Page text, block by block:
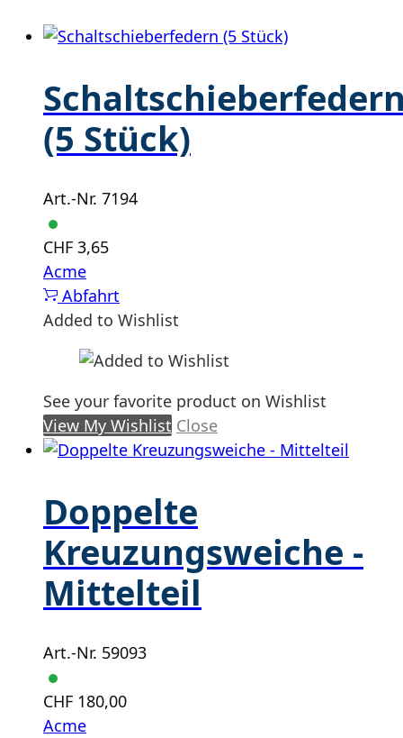
(5 Stück)
Art.-Nr. 7194
CHF 3,65
Acme
Abfahrt
Added to Wishlist
See your favorite product on Wishlist
View My Wishlist Close
Doppelte
Kreuzungsweiche -
Mittelteil
Art.-Nr. 59093
CHF 180,00
Acme